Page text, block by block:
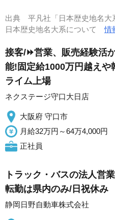
出典 平凡社「日本歴史地名大
日本歴史地名大系について情
接客/⏩️営業、販売経験活
能!固定給1000万円越え
ライム上場
ネクステージ守口大日店
大阪府 守口市
月給32万円～64万4,000円
正社員
トラック・バスの法人営
転勤は県内のみ/日祝休み
静岡日野自動車株式会社